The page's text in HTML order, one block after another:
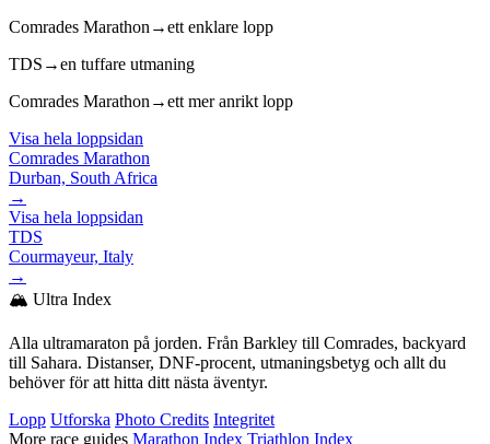
Comrades Marathon →ett enklare lopp
TDS →en tuffare utmaning
Comrades Marathon →ett mer anrikt lopp
Visa hela loppsidan
Comrades Marathon
Durban, South Africa
→
Visa hela loppsidan
TDS
Courmayeur, Italy
→
🏔️ Ultra Index
Alla ultramaraton på jorden. Från Barkley till Comrades, backyard
till Sahara. Distanser, DNF-procent, utmaningsbetyg och allt du
behöver för att hitta ditt nästa äventyr.
Lopp Utforska Photo Credits Integritet
More race guides Marathon Index Triathlon Index